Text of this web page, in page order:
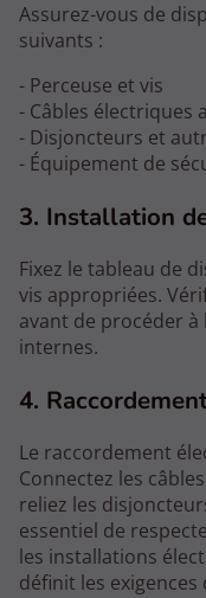
Assurez-vous de
suivants :
- Perceuse et vis
- Câbles électriques
- Disjoncteurs et
- Équipement de
3. Installation
Fixez le tableau de
vis appropriées.
avant de procéder
internes.
4.
Le raccordement
Connectez les
reliez les
essentiel de
les installations
définit les